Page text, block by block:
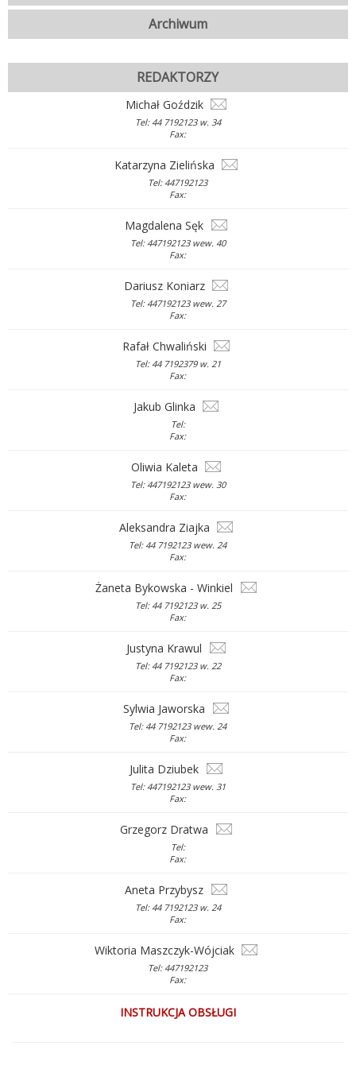
Archiwum
REDAKTORZY
Michał Goździk
Tel: 44 7192123 w. 34
Fax:
Katarzyna Zielińska
Tel: 447192123
Fax:
Magdalena Sęk
Tel: 447192123 wew. 40
Fax:
Dariusz Koniarz
Tel: 447192123 wew. 27
Fax:
Rafał Chwaliński
Tel: 44 7192379 w. 21
Fax:
Jakub Glinka
Tel:
Fax:
Oliwia Kaleta
Tel: 447192123 wew. 30
Fax:
Aleksandra Ziajka
Tel: 44 7192123 wew. 24
Fax:
Żaneta Bykowska - Winkiel
Tel: 44 7192123 w. 25
Fax:
Justyna Krawul
Tel: 44 7192123 w. 22
Fax:
Sylwia Jaworska
Tel: 44 7192123 wew. 24
Fax:
Julita Dziubek
Tel: 447192123 wew. 31
Fax:
Grzegorz Dratwa
Tel:
Fax:
Aneta Przybysz
Tel: 44 7192123 w. 24
Fax:
Wiktoria Maszczyk-Wójciak
Tel: 447192123
Fax:
INSTRUKCJA OBSŁUGI